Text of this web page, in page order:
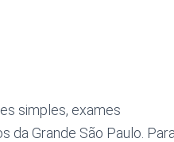
simples, exames
Grande São Paulo.